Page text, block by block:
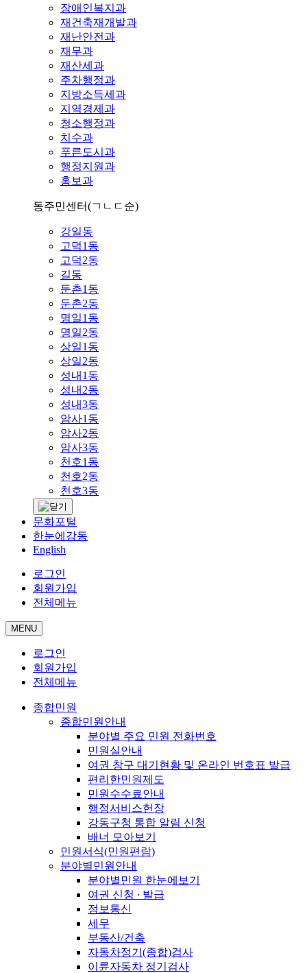
장애인복지과
재건축재개발과
재난안전과
재무과
재산세과
주차행정과
지방소득세과
지역경제과
청소행정과
치수과
푸른도시과
행정지원과
홍보과
동주민센터(ㄱㄴㄷ순)
강일동
고덕1동
고덕2동
길동
둔촌1동
둔촌2동
명일1동
명일2동
상일1동
상일2동
성내1동
성내2동
성내3동
암사1동
암사2동
암사3동
천호1동
천호2동
천호3동
문화포털
한눈에강동
English
로그인
회원가입
전체메뉴
MENU
로그인
회원가입
전체메뉴
종합민원
종합민원안내
분야별 주요 민원 전화번호
민원실안내
여권 창구 대기현황 및 온라인 번호표 발급
편리한민원제도
민원수수료안내
행정서비스헌장
강동구청 통합 알림 신청
배너 모아보기
민원서식(민원편람)
분야별민원안내
분야별민원 한눈에보기
여권 신청 ∙ 발급
정보통신
세무
부동산/건축
자동차정기(종합)검사
이륜자동차 정기검사